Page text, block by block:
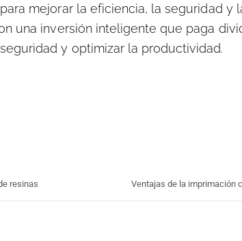
mejorar la eficiencia, la seguridad y
una inversión inteligente que paga
y optimizar la productividad.
resinas Ventajas de la imprimación